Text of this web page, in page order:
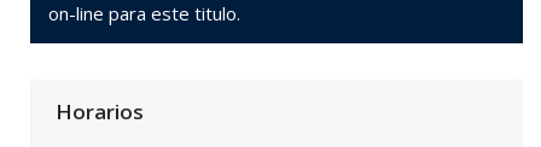
on-line para este titulo.
Horarios